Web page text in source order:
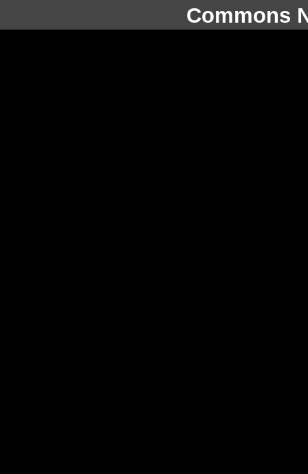
Commons